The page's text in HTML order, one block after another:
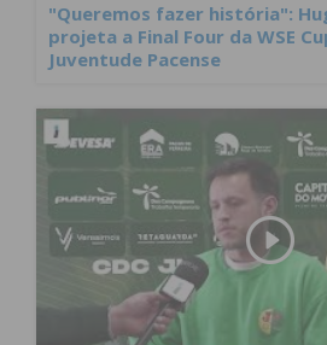
"Queremos fazer história":
projeta a Final Four da WSE
Juventude Pacense